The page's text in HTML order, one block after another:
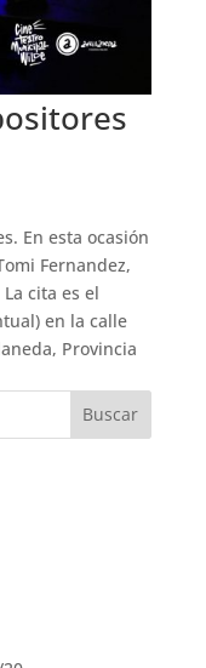
En esta ocasión
Fernandez,
cita es el
en la calle
Provincia